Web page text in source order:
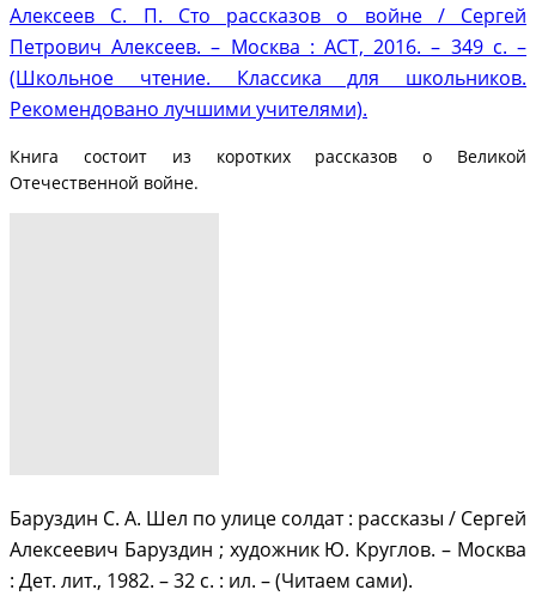
Алексеев С. П. Сто рассказов о войне / Сергей
Петрович Алексеев. – Москва : АСТ, 2016. – 349 с. –
(Школьное чтение. Классика для школьников.
Рекомендовано лучшими учителями).
Книга состоит из коротких рассказов о Великой
Отечественной войне.
Баруздин С. А. Шел по улице солдат : рассказы / Сергей
Алексеевич Баруздин ; художник Ю. Круглов. – Москва
: Дет. лит., 1982. – 32 с. : ил. – (Читаем сами).